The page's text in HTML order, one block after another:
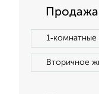
Продажа
1‑комнатные
Вторичное